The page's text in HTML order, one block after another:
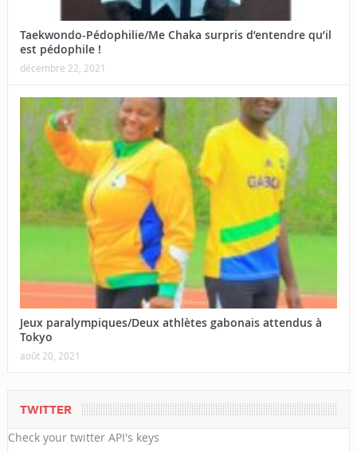
Taekwondo-Pédophilie/Me Chaka surpris d’entendre qu’il
est pédophile !
décembre 22, 2021
Jeux paralympiques/Deux athlètes gabonais attendus à
Tokyo
août 20, 2021
TWITTER
Check your twitter API's keys